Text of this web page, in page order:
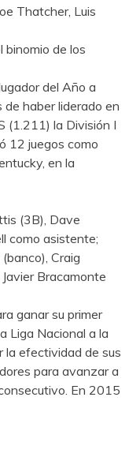
Thatcher, Luis
binomio de los
del Año a
haber liderado en
(1.211) la División I
12 juegos como
en la
(3B), Dave
como asistente;
Craig
Bracamonte
ganar su primer
Liga Nacional a la
la efectividad de sus
para avanzar a
En 2015